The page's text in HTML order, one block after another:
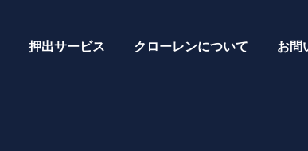
押出サービス クローレンについて お問